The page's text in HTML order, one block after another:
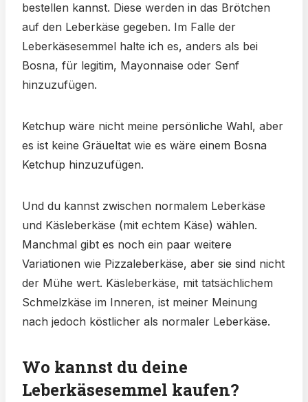
bestellen kannst. Diese werden in das Brötchen
auf den Leberkäse gegeben. Im Falle der
Leberkäsesemmel halte ich es, anders als bei
Bosna, für legitim, Mayonnaise oder Senf
hinzuzufügen.
Ketchup wäre nicht meine persönliche Wahl, aber
es ist keine Gräueltat wie es wäre einem Bosna
Ketchup hinzuzufügen.
Und du kannst zwischen normalem Leberkäse
und Käsleberkäse (mit echtem Käse) wählen.
Manchmal gibt es noch ein paar weitere
Variationen wie Pizzaleberkäse, aber sie sind nicht
der Mühe wert. Käsleberkäse, mit tatsächlichem
Schmelzkäse im Inneren, ist meiner Meinung
nach jedoch köstlicher als normaler Leberkäse.
Wo kannst du deine
Leberkäsesemmel kaufen?